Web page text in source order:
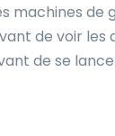
machines de
de voir les
de se